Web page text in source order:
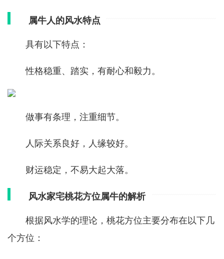
属牛人的风水特点
具有以下特点：
性格稳重、踏实，有耐心和毅力。
做事有条理，注重细节。
人际关系良好，人缘较好。
财运稳定，不易大起大落。
风水家宅桃花方位属牛的解析
根据风水学的理论，桃花方位主要分布在以下几
个方位：